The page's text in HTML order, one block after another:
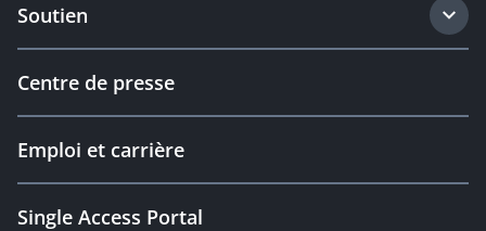
Soutien
Centre de presse
Emploi et carrière
Single Access Portal